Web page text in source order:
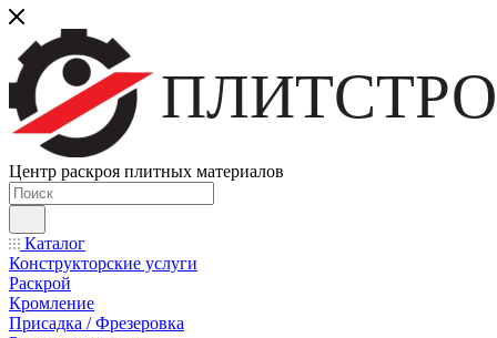
Центр раскроя плитных материалов
Каталог
Конструкторские услуги
Раскрой
Кромление
Присадка / Фрезеровка